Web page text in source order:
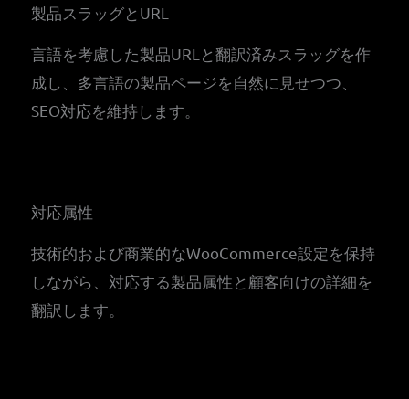
製品スラッグとURL
言語を考慮した製品URLと翻訳済みスラッグを作
成し、多言語の製品ページを自然に見せつつ、
SEO対応を維持します。
対応属性
技術的および商業的なWooCommerce設定を保持
しながら、対応する製品属性と顧客向けの詳細を
翻訳します。